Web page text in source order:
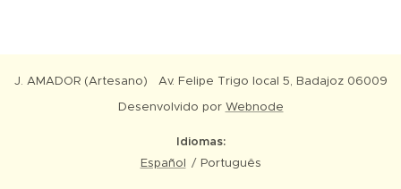
J. AMADOR (Artesano) Av. Felipe Trigo local 5, Badajoz 06009
Desenvolvido por Webnode
Idiomas
Español
Português